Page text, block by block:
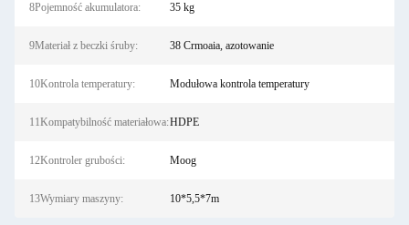
8Pojemność akumulatora: 35 kg
9Materiał z beczki śruby: 38 Crmoaia, azotowanie
10Kontrola temperatury: Modułowa kontrola temperatury
11Kompatybilność materiałowa:HDPE
12Kontroler grubości: Moog
13Wymiary maszyny: 10*5,5*7m